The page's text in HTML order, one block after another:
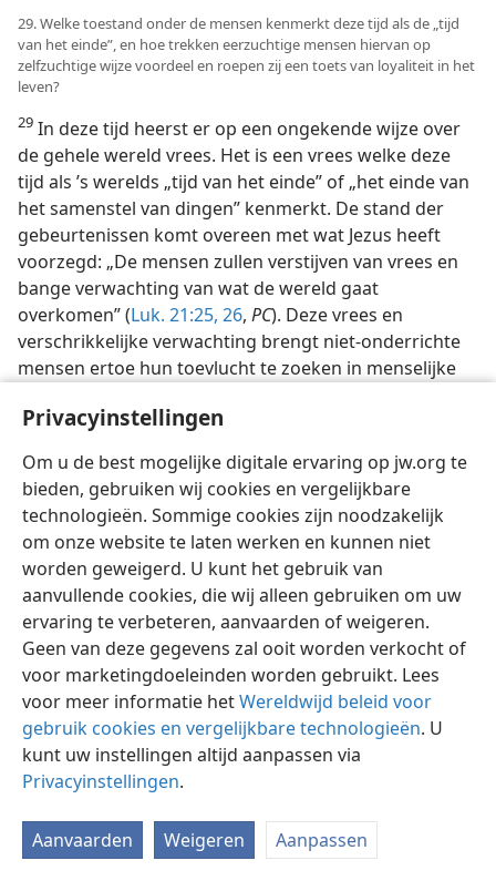
Privacyinstellingen
Om u de best mogelijke digitale ervaring op jw.org te
bieden, gebruiken wij cookies en vergelijkbare
technologieën. Sommige cookies zijn noodzakelijk
om onze website te laten werken en kunnen niet
worden geweigerd. U kunt het gebruik van
aanvullende cookies, die wij alleen gebruiken om uw
ervaring te verbeteren, aanvaarden of weigeren.
Geen van deze gegevens zal ooit worden verkocht of
voor marketingdoeleinden worden gebruikt. Lees
voor meer informatie hetWereldwijd beleid voor
gebruik cookies en vergelijkbare technologieën. U
kunt uw instellingen altijd aanpassen via
Privacyinstellingen.
Aanvaarden Weigeren Aanpassen
29. Welke toestand onder de mensen kenmerkt deze tijd als de „tijd
van het einde”, en hoe trekken eerzuchtige mensen hiervan op
zelfzuchtige wijze voordeel en roepen zij een toets van loyaliteit in het
leven?
29 In deze tijd heerst er op een ongekende wijze over
de gehele wereld vrees. Het is een vrees welke deze
tijd als ’s werelds „tijd van het einde” of „het einde van
het samenstel van dingen” kenmerkt. De stand der
gebeurtenissen komt overeen met wat Jezus heeft
voorzegd: „De mensen zullen verstijven van vrees en
bange verwachting van wat de wereld gaat
overkomen” (Luk. 21:25, 26, PC). Deze vrees en
verschrikkelijke verwachting brengt niet-onderrichte
mensen ertoe hun toevlucht te zoeken in menselijke
bewaring beloven. Zij zien uit naar een bekwame
organisaties zijn die voordeel trekken van de
verlangens en vrees der mensen en die het
leiderschap op zich nemen en dan loyaliteit van de
mensen vragen. Dit alles stelt de vraag aan wie of wat
onze loyaliteit te schenken — zonder de fout te
begaan deze tegenover de verkeerde te betonen, met
alle rampzalig gevolgen van dien — des te scherper.
30, 31. (a) Wie delen niet in de vrees van deze wereld, en wat doen zij?
(b) Van welk resultaat verzekert onze loyaliteit ons, en welke beloning
schenkt God loyale mensen thans reeds?
30Wij, dat wil zeggen, degenen die hun hart verenigd
hebben om Jehovah’s naam te vrezen, delen niet in de
en natiën van deze oude wereld. Wij doen veeleer wat
Jezus ons voor deze speciale tijd aanraadde: „Wanneer